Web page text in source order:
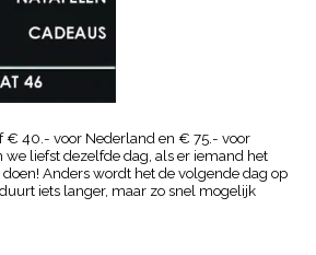
€ 40.- voor Nederland en € 75.- voor
we liefst dezelfde dag, als er iemand het
Anders wordt het de volgende dag op
iets langer, maar zo snel mogelijk